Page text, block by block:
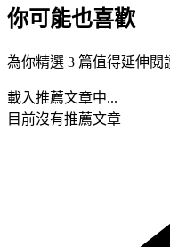
你可能也喜歡
為你精選 3 篇值得延伸閱
載入推薦文章中...
目前沒有推薦文章